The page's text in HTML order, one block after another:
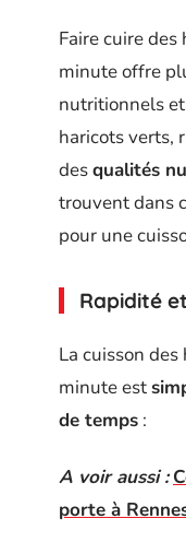
Faire cuire
minute offre
nutritionnels
haricots verts,
desqualités
trouvent dans
pour une
Rapidité
La cuisson
minute est
de temps :
A voir aussi :
porte à